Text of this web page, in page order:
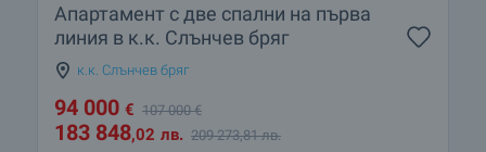
Апартамент с две спални на първа
линия в к.к. Слънчев бряг
к.к. Слънчев бряг
94 000 € 107 000€
183 848,02 лв. 209 273,81 лв.